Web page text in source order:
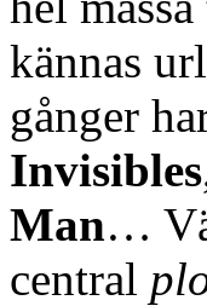
kännas
gånger
Invisibles
Man…
central